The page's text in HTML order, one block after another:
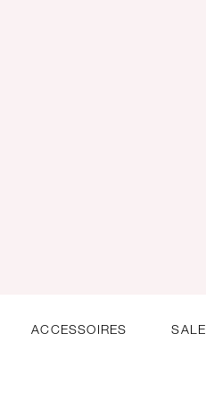
ACCESSOIRES SALE